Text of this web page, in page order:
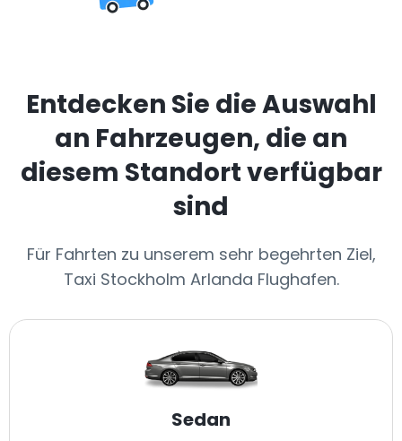
Entdecken Sie die Auswahl
an Fahrzeugen, die an
diesem Standort verfügbar
sind
Für Fahrten zu unserem sehr begehrten Ziel,
Taxi Stockholm Arlanda Flughafen.
Sedan